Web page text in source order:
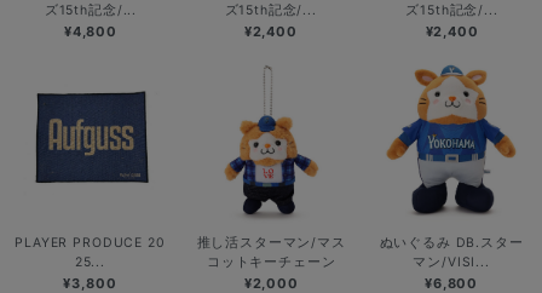
ズ15th記念/...
¥4,800
ズ15th記念/...
¥2,400
ズ15th記念/...
¥2,400
PLAYER PRODUCE 20
25...
¥3,800
推し活スターマン/マス
コットキーチェーン
¥2,000
ぬいぐるみ DB.スター
マン/VISI...
¥6,800